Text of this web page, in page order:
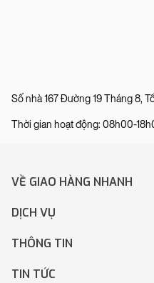
Số nhà 167 Đường 19 Tháng 8,
Thời gian hoạt động: 08h00-
VỀ GIAO HÀNG NHANH
DỊCH VỤ
THÔNG TIN
TIN TỨC